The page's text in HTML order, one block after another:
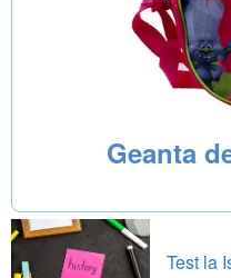
Geanta
Test la